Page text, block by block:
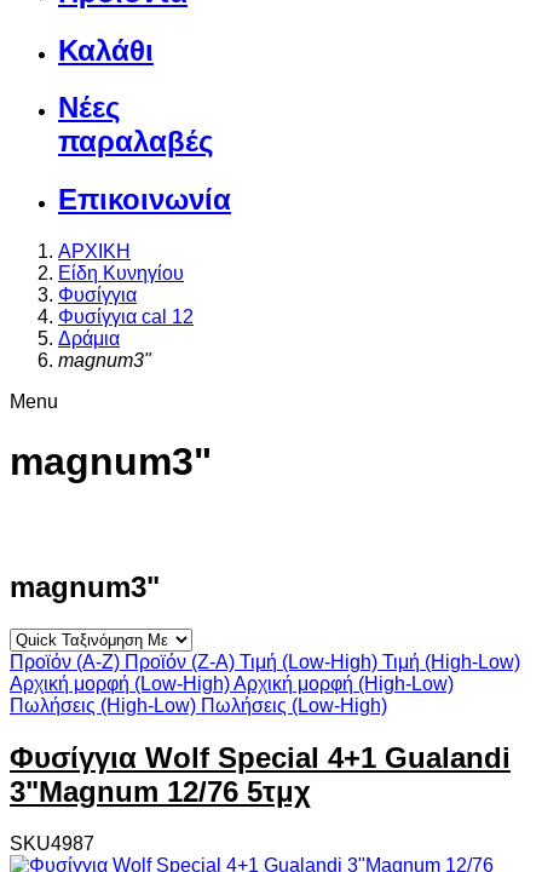
Καλάθι
Νέες
παραλαβές
Επικοινωνία
ΑΡΧΙΚΗ
Είδη Κυνηγίου
Φυσίγγια
Φυσίγγια cal 12
Δράμια
magnum3"
Menu
magnum3"
magnum3"
Προϊόν (A-Z) Προϊόν (Z-A) Τιμή (Low-High) Τιμή (High-Low)
Αρχική μορφή (Low-High)Αρχική μορφή (High-Low)
Πωλήσεις (High-Low) Πωλήσεις (Low-High)
Φυσίγγια Wolf Special 4+1 Gualandi
3"Magnum 12/76 5τμχ
SKU4987